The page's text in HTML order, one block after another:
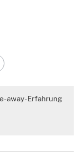
away-Erfahrung